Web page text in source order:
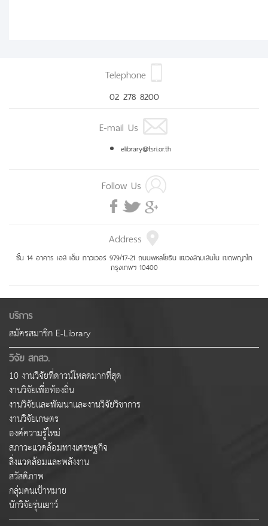
Telephone
02 278 8200
E-mail Us
elibrary@tsri.or.th
Follow Us
Address
ชั้น 14 อาคาร เอส เอ็ม ทาวเวอร์ 979/17-21 ถนนพหลโยธิน แขวงสามเสนใน เขตพญาไท
กรุงเทพฯ 10400
บริการ
สมัครสมาชิก E-Library
วิจัย สกสว.
10 งานวิจัยที่ดาวน์โหลดมากที่สุด
งานวิจัยเพื่อท้องถิ่น
งานวิจัยและพัฒนาและงานวิจัยวิชาการ
งานวิจัยเกษตร
องค์ความรู้ใหม่
สภาวะแวดล้อมทางเศรษฐกิจ
สิ่งแวดล้อมและพลังงาน
สวัสดิภาพ
กลุ่มคนเป้าหมาย
นักวิจัยรุ่นเยาว์